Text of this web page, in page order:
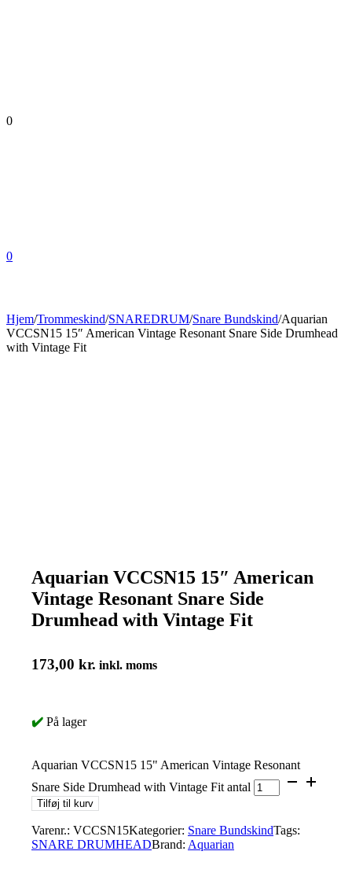
0
0
Hjem/Trommeskind/SNAREDRUM/Snare Bundskind/Aquarian
VCCSN15 15″ American Vintage Resonant Snare Side Drumhead
with Vintage Fit
Aquarian VCCSN15 15″ American
Vintage Resonant Snare Side
Drumhead with Vintage Fit
173,00 kr. inkl. moms
✔️ På lager
Aquarian VCCSN15 15" American Vintage Resonant
Snare Side Drumhead with Vintage Fit antal
Tilføj til kurv
Varenr.: VCCSN15Kategorier: Snare BundskindTags:
SNARE DRUMHEADBrand: Aquarian